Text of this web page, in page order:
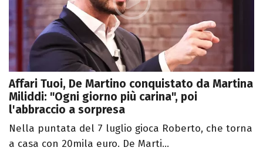
Affari Tuoi, De Martino conquistato da Martina
Miliddi: "Ogni giorno più carina", poi
l'abbraccio a sorpresa
Nella puntata del 7 luglio gioca Roberto, che torna
a casa con 20mila euro. De Marti...